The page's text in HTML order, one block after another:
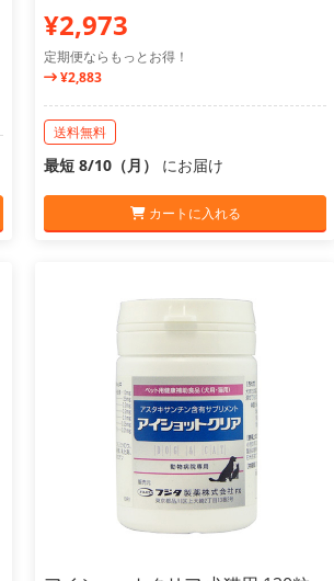
¥2,973
定期便ならもっとお得！
¥2,883
送料無料
最短 8/10（月） にお届け
カートに入れる